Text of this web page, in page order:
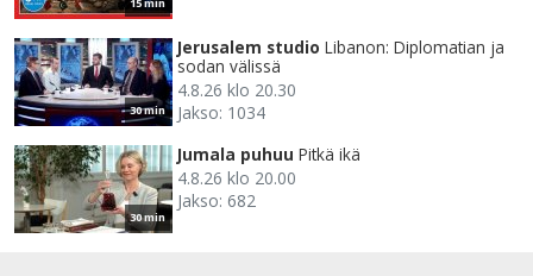
15 min
30 min
Jerusalem studio Libanon: Diplomatian ja
sodan välissä
4.8.26 klo 20.30
Jakso: 1034
30 min
Jumala puhuu Pitkä ikä
4.8.26 klo 20.00
Jakso: 682